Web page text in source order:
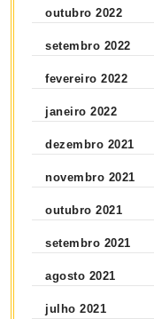
outubro 2022
setembro 2022
fevereiro 2022
janeiro 2022
dezembro 2021
novembro 2021
outubro 2021
setembro 2021
agosto 2021
julho 2021